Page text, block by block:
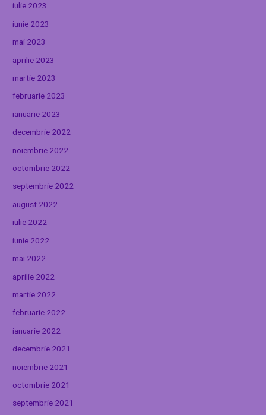
iulie 2023
iunie 2023
mai 2023
aprilie 2023
martie 2023
februarie 2023
ianuarie 2023
decembrie 2022
noiembrie 2022
octombrie 2022
septembrie 2022
august 2022
iulie 2022
iunie 2022
mai 2022
aprilie 2022
martie 2022
februarie 2022
ianuarie 2022
decembrie 2021
noiembrie 2021
octombrie 2021
septembrie 2021